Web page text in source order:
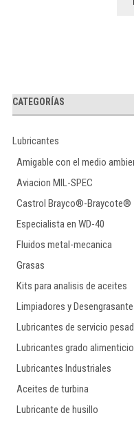
CATEGORÍAS
Lubricantes
Amigable con el medio
Aviacion MIL-SPEC
Castrol Brayco®-Braycote®
Especialista en WD-40
Fluidos metal-mecanica
Grasas
Kits para analisis de aceites
Limpiadores y
Lubricantes de servicio
Lubricantes grado alimenticio
Lubricantes Industriales
Aceites de turbina
Lubricante de husillo